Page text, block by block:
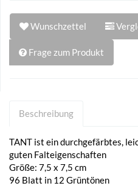
Wunschzettel
Frage zum Produkt
Beschreibung
TANT ist ein durchgefärbtes,
guten Falteigenschaften
Größe: 7,5 x 7,5 cm
96 Blatt in 12 Grüntönen